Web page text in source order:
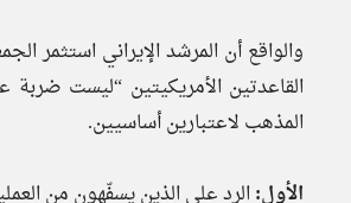
والواقع أن المرشد الإيراني استثمر
القاعدتين الأمريكيتين “ليست
المذهب لاعتبارين أساسيين.
الأول:الرد على الذين يسفّهون من